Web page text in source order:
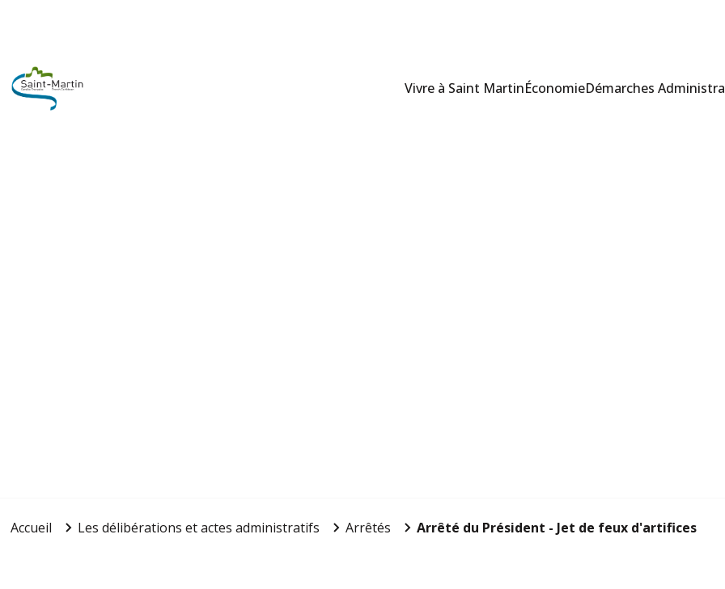
Vivre à Saint MartinÉconomieDémarches
Accueil Les délibérations et actes administratifs Arrêtés Arrêté du Président - Jet de feux d'artifices